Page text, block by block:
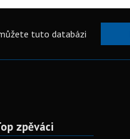
tuto databázi
zpěváci